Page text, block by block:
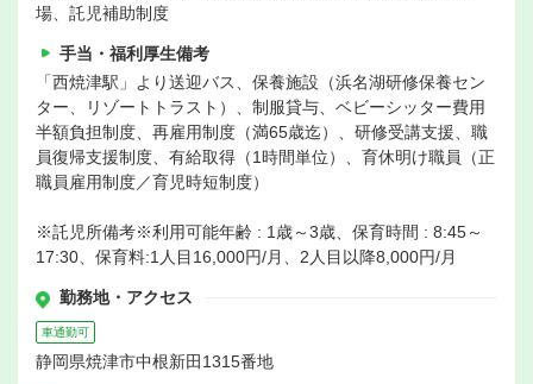
場、託児補助制度
手当・福利厚生備考
「西焼津駅」より送迎バス、保養施設（浜名湖研修保養セン
ター、リゾートトラスト）、制服貸与、ベビーシッター費用
半額負担制度、再雇用制度（満65歳迄）、研修受講支援、職
員復帰支援制度、有給取得（1時間単位）、育休明け職員（正
職員雇用制度／育児時短制度）
※託児所備考※利用可能年齢 : 1歳～3歳、保育時間 : 8:45～
17:30、保育料:1人目16,000円/月、2人目以降8,000円/月
勤務地・アクセス
車通勤可
静岡県焼津市中根新田1315番地